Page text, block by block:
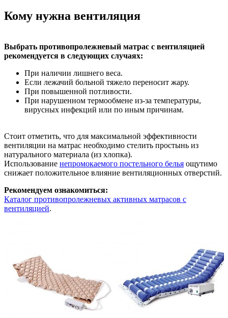
Кому нужна вентиляция
Выбрать противопролежневый матрас с вентиляцией
рекомендуется в следующих случаях:
При наличии лишнего веса.
Если лежачий больной тяжело переносит жару.
При повышенной потливости.
При нарушенном термообмене из-за температуры,
вирусных инфекций или по иным причинам.
Стоит отметить, что для максимальной эффективности
вентиляции на матрас необходимо стелить простынь из
натурального материала (из хлопка).
Использование непромокаемого постельного белья ощутимо
снижает положительное влияние вентиляционных отверстий.
Рекомендуем ознакомиться:
Каталог противопролежневых активных матрасов с
вентиляцией.